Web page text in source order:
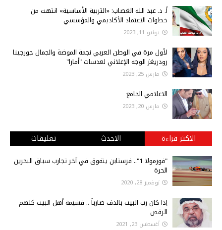
أ‌. د. عبد الله الغصاب: «التربية الأساسية» انتهت من
خطوات الاعتماد الأكاديمي والمؤسسي
يونيو 11, 2023
لأول مرة في الوطن العربي نجمة الموضة والجمال جورجينا
رودريغز الوجه الإعلاني لعدسات "أمارا"
مارس 25, 2023
الاعلامي الجامع
مارس 20, 2023
الاكثر قراءة الاحدث تعليقات
"فورمولا 1".. فرستابن يتفوق في آخر تجارب سباق البحرين
الحرة
نوفمبر 28, 2020
إذا كان رب البيت بالدف ضارباً .. فشيمة أهل البيت كلهم
الرقص
أغسطس 23, 2021